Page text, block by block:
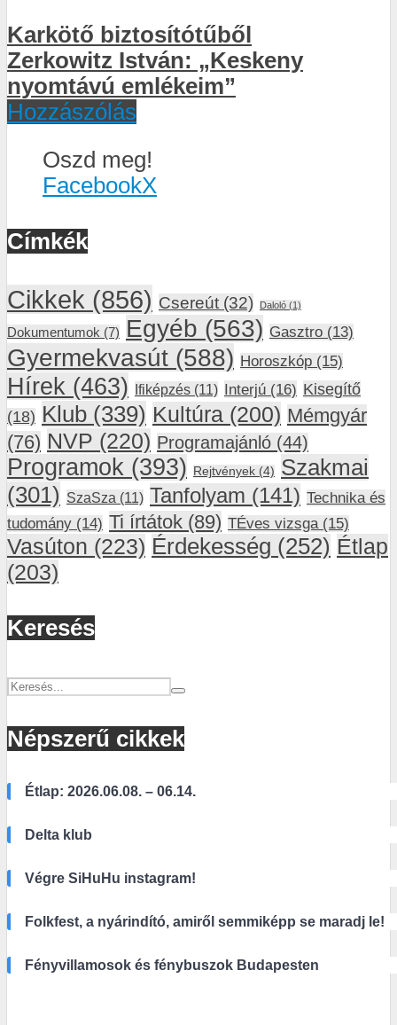
Karkötő biztosítótűből
Zerkowitz István: „Keskeny
nyomtávú emlékeim”
Hozzászólás
Oszd meg!
FacebookX
Címkék
Cikkek (856) Csereút (32) Daloló (1)
Dokumentumok (7) Egyéb (563) Gasztro (13)
Gyermekvasút (588) Horoszkóp (15)
Hírek (463) Ifiképzés (11) Interjú (16) Kisegítő
(18) Klub (339) Kultúra (200) Mémgyár
(76) NVP (220) Programajánló (44)
Programok (393) Rejtvények (4) Szakmai
(301) SzaSza (11) Tanfolyam (141) Technika és
tudomány (14) Ti írtátok (89) TÉves vizsga(15)
Vasúton (223) Érdekesség (252) Étlap
(203)
Keresés
Népszerű cikkek
Étlap: 2026.06.08. – 06.14.
Delta klub
Végre SiHuHu instagram!
Folkfest, a nyárindító, amiről semmiképp se maradj le!
Fényvillamosok és fénybuszok Budapesten